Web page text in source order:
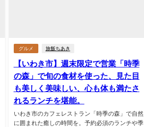
グルメ 旅飯ちあき
【いわき市】週末限定で営業「時季
の森」で旬の食材を使った、見た目
も美しく美味しい、心も体も満たさ
れるランチを堪能。
いわき市のカフェレストラン「時季の森」で自然
に囲まれた癒しの時間を。予約必須のランチや季